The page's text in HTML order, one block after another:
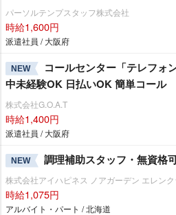
パーソルテンプスタッフ株式会社
時給1,600円
派遣社員 / 大阪府
NEW
コールセンター「テレフォ
中未経験OK 日払いOK 簡単コール
株式会社G.O.A.T
時給1,400円
派遣社員 / 大阪府
NEW 調理補助スタッフ・無資格
株式会社アイハピネス ノアガーデン エレン
時給1,075円
アルバイト・パート / 北海道